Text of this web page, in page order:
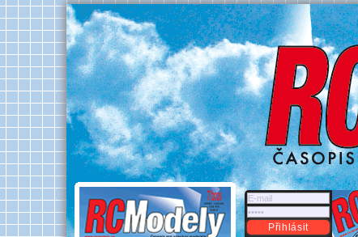
Přihlásit